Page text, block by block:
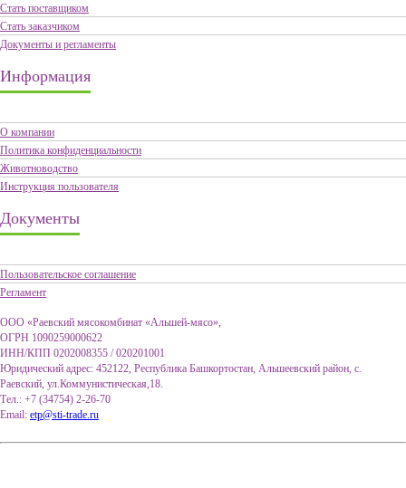
Стать поставщиком
Стать заказчиком
Документы и регламенты
Информация
О компании
Политика конфиденциальности
Животноводство
Инструкция пользователя
Документы
Пользовательское соглашение
Регламент
ООО «Раевский мясокомбинат «Альшей-мясо»,
ОГРН 1090259000622
ИНН/КПП 0202008355 / 020201001
Юридический адрес: 452122, Республика Башкортостан, Альшеевский район, с.
Раевский, ул.Коммунистическая,18.
Тел.: +7 (34754) 2-26-70
Email: etp@sti-trade.ru